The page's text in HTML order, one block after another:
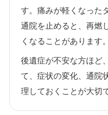
す。痛みが軽くなった
通院を止めると、再燃
くなることがあります。
後遺症が不安な方ほど
て、症状の変化、通院
理しておくことが大切